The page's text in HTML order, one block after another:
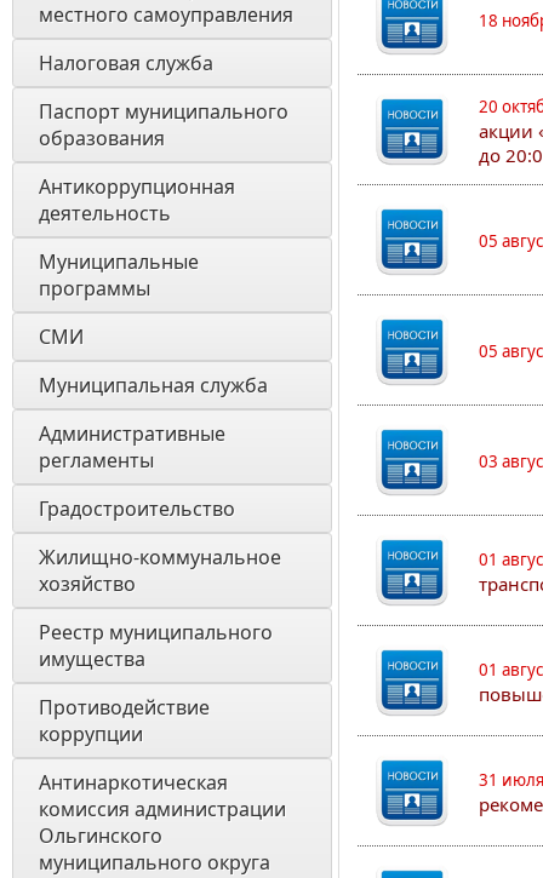
местного самоуправления
Налоговая служба
Паспорт муниципального
образования
Антикоррупционная
деятельность
Муниципальные
программы
СМИ
Муниципальная служба
Административные
регламенты
Градостроительство
Жилищно-коммунальное
хозяйство
Реестр муниципального
имущества
Противодействие
коррупции
Антинаркотическая
комиссия администрации
Ольгинского
муниципального округа
18
20
акции
до
05
05
03
01
01
31